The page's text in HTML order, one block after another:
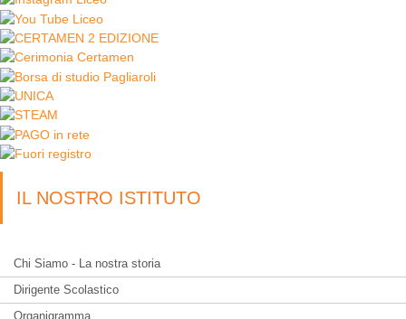
IL NOSTRO ISTITUTO
Chi Siamo - La nostra storia
Dirigente Scolastico
Organigramma